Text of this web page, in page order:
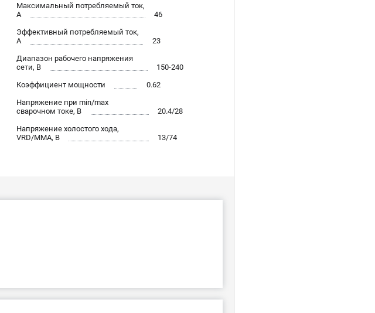
Максимальный потребляемый ток,
А
46
Эффективный потребляемый ток,
А
23
Диапазон рабочего напряжения
сети, В
150-240
Коэффициент мощности
0.62
Напряжение при min/max
сварочном токе, В
20.4/28
Напряжение холостого хода,
VRD/MMA, В
13/74